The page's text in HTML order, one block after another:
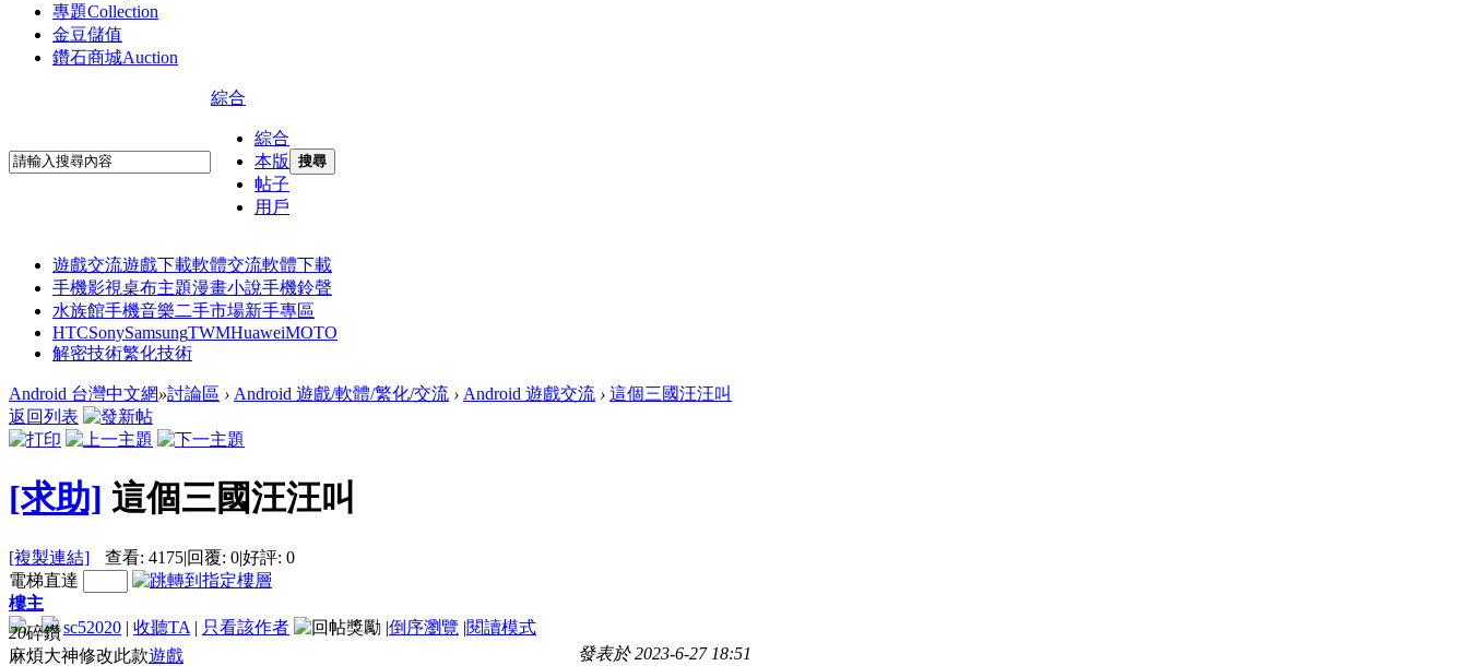
專題Collection
金豆儲值
鑽石商城Auction
綜合
綜合
本版
帖子
用戶
搜尋
遊戲交流遊戲下載軟體交流軟體下載
手機影視桌布主題漫畫小說手機鈴聲
水族館手機音樂二手市場新手專區
HTCSonySamsungTWMHuaweiMOTO
解密技術繁化技術
Android 台灣中文網»討論區 › Android 遊戲/軟體/繁化/交流 › Android 遊戲交流 › 這個三國汪汪叫
返回列表
[求助] 這個三國汪汪叫
[複製連結] 查看: 4175|回覆: 0|好評: 0
電梯直達
樓主
sc52020 | 收聽TA | 只看該作者 |倒序瀏覽 |閱讀模式
發表於 2023-6-27 18:51
20碎鑽
麻煩大神修改此款遊戲